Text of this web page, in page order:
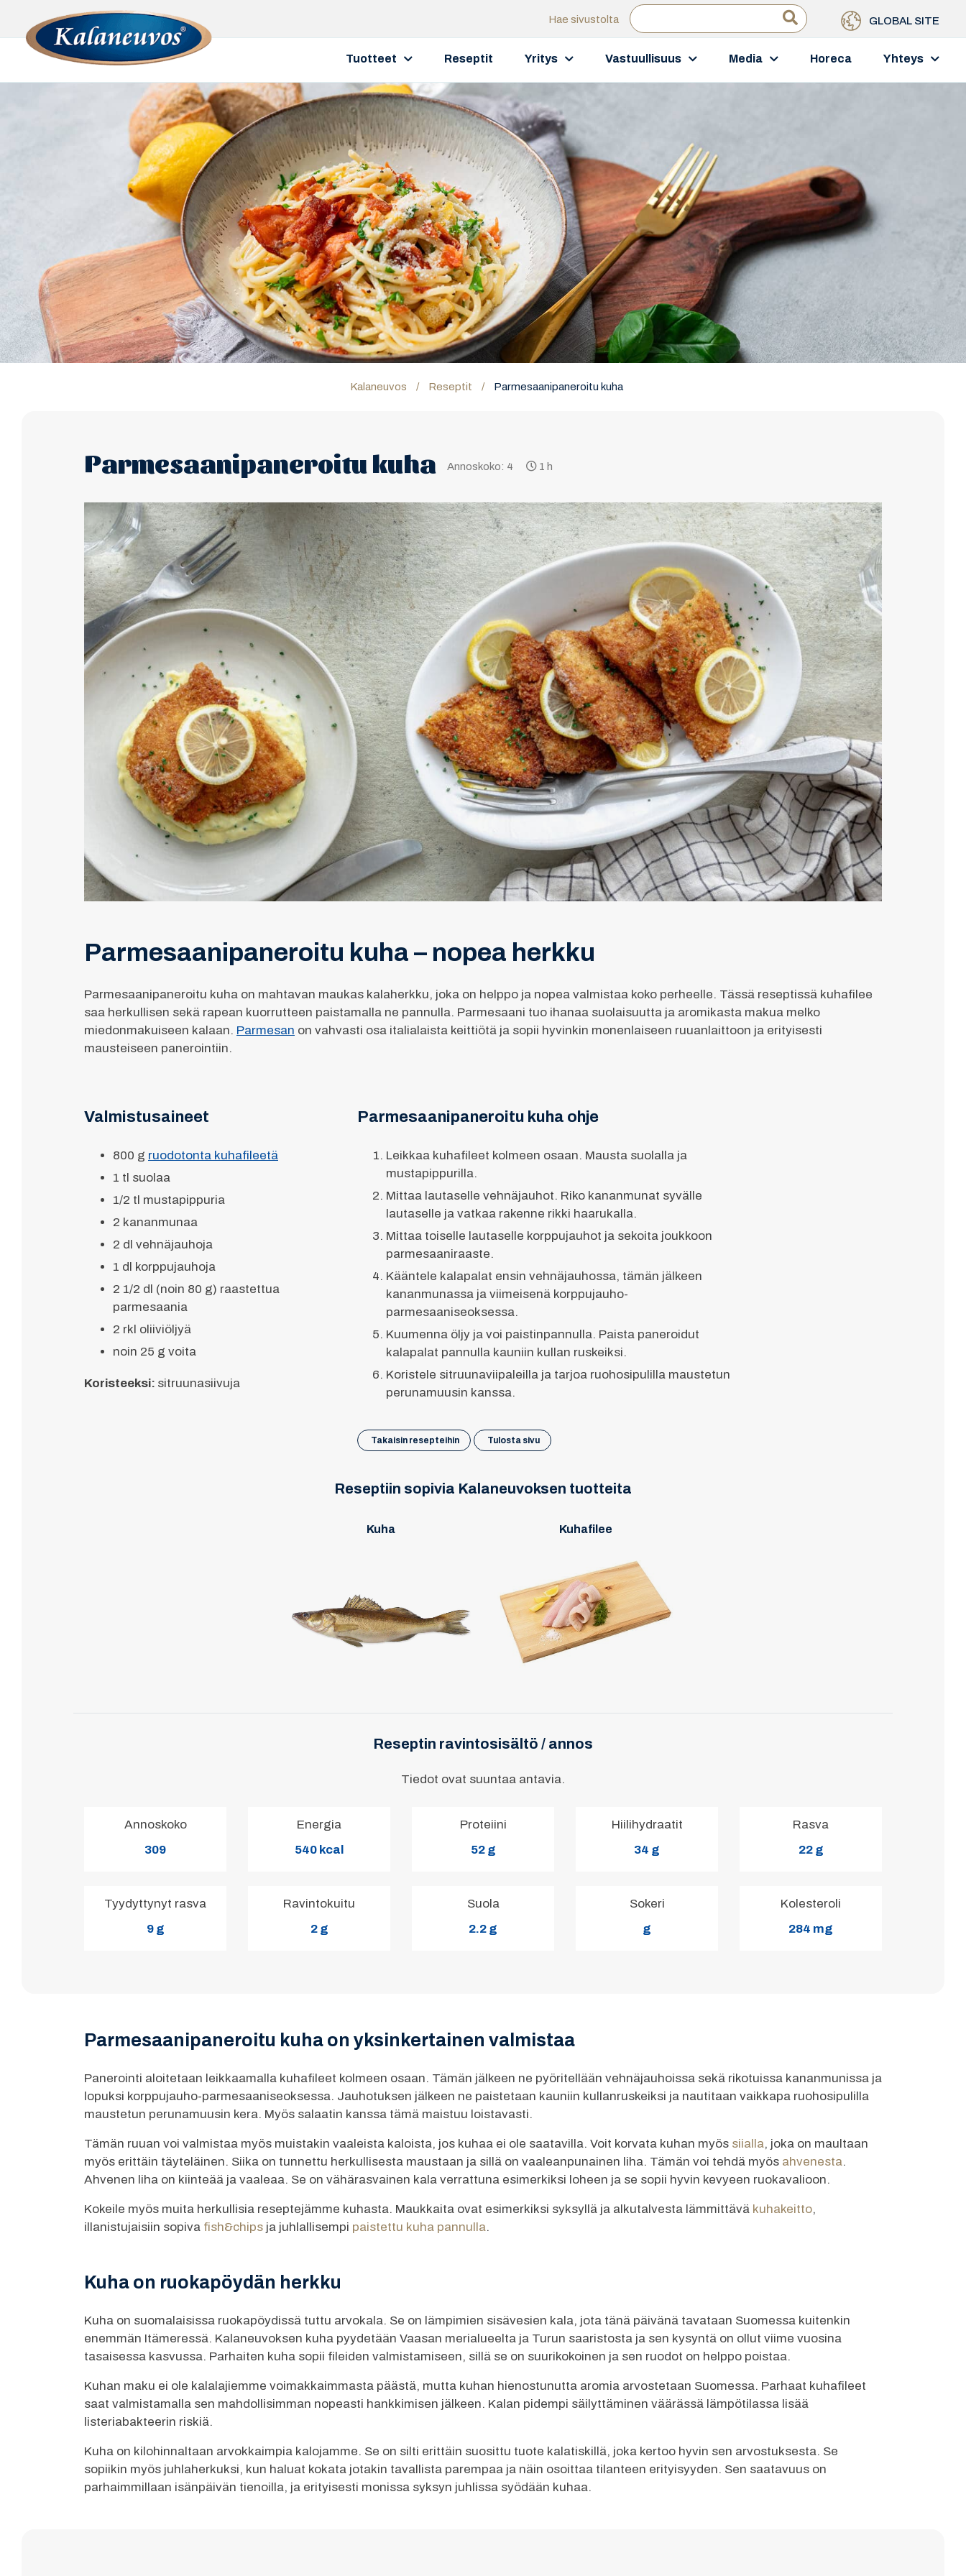
GLOBAL SITE
Hae sivustolta
Tuotteet Reseptit Yritys Vastuullisuus Media Horeca Yhteys
Kalaneuvos / Reseptit / Parmesaanipaneroitu kuha
Parmesaanipaneroitu kuha Annoskoko: 4 1 h
Parmesaanipaneroitu kuha – nopea herkku
Parmesaanipaneroitu kuha on mahtavan maukas kalaherkku, joka on helppo ja nopea valmistaa koko perheelle. Tässä reseptissä kuhafilee
saa herkullisen sekä rapean kuorrutteen paistamalla ne pannulla. Parmesaani tuo ihanaa suolaisuutta ja aromikasta makua melko
miedonmakuiseen kalaan. Parmesan on vahvasti osa italialaista keittiötä ja sopii hyvinkin monenlaiseen ruuanlaittoon ja erityisesti
mausteiseen panerointiin.
Valmistusaineet
800 g ruodotonta kuhafileetä
1 tl suolaa
1/2 tl mustapippuria
2 kananmunaa
2 dl vehnäjauhoja
1 dl korppujauhoja
2 1/2 dl (noin 80 g) raastettua
parmesaania
2 rkl oliiviöljyä
noin 25 g voita
Koristeeksi: sitruunasiivuja
Parmesaanipaneroitu kuha ohje
Leikkaa kuhafileet kolmeen osaan. Mausta suolalla ja
mustapippurilla.
Mittaa lautaselle vehnäjauhot. Riko kananmunat syvälle
lautaselle ja vatkaa rakenne rikki haarukalla.
Mittaa toiselle lautaselle korppujauhot ja sekoita joukkoon
parmesaaniraaste.
Kääntele kalapalat ensin vehnäjauhossa, tämän jälkeen
kananmunassa ja viimeisenä korppujauho-
parmesaaniseoksessa.
Kuumenna öljy ja voi paistinpannulla. Paista paneroidut
kalapalat pannulla kauniin kullan ruskeiksi.
Koristele sitruunaviipaleilla ja tarjoa ruohosipulilla maustetun
perunamuusin kanssa.
Takaisin resepteihin Tulosta sivu
Reseptiin sopivia Kalaneuvoksen tuotteita
Kuha Kuhafilee
Reseptin ravintosisältö / annos
Tiedot ovat suuntaa antavia.
Annoskoko
309
Energia
540 kcal
Proteiini
52 g
Hiilihydraatit
34 g
Rasva
22 g
Tyydyttynyt rasva
9 g
Ravintokuitu
2 g
Suola
2.2 g
Sokeri
g
Kolesteroli
284 mg
Parmesaanipaneroitu kuha on yksinkertainen valmistaa
Panerointi aloitetaan leikkaamalla kuhafileet kolmeen osaan. Tämän jälkeen ne pyöritellään vehnäjauhoissa sekä rikotuissa kananmunissa ja
lopuksi korppujauho-parmesaaniseoksessa. Jauhotuksen jälkeen ne paistetaan kauniin kullanruskeiksi ja nautitaan vaikkapa ruohosipulilla
maustetun perunamuusin kera. Myös salaatin kanssa tämä maistuu loistavasti.
Tämän ruuan voi valmistaa myös muistakin vaaleista kaloista, jos kuhaa ei ole saatavilla. Voit korvata kuhan myös siialla, joka on maultaan
myös erittäin täyteläinen. Siika on tunnettu herkullisesta maustaan ja sillä on vaaleanpunainen liha. Tämän voi tehdä myös ahvenesta.
Ahvenen liha on kiinteää ja vaaleaa. Se on vähärasvainen kala verrattuna esimerkiksi loheen ja se sopii hyvin kevyeen ruokavalioon.
Kokeile myös muita herkullisia reseptejämme kuhasta. Maukkaita ovat esimerkiksi syksyllä ja alkutalvesta lämmittävä kuhakeitto,
illanistujaisiin sopiva fish&chips ja juhlallisempi paistettu kuha pannulla.
Kuha on ruokapöydän herkku
Kuha on suomalaisissa ruokapöydissä tuttu arvokala. Se on lämpimien sisävesien kala, jota tänä päivänä tavataan Suomessa kuitenkin
enemmän Itämeressä. Kalaneuvoksen kuha pyydetään Vaasan merialueelta ja Turun saaristosta ja sen kysyntä on ollut viime vuosina
tasaisessa kasvussa. Parhaiten kuha sopii fileiden valmistamiseen, sillä se on suurikokoinen ja sen ruodot on helppo poistaa.
Kuhan maku ei ole kalalajiemme voimakkaimmasta päästä, mutta kuhan hienostunutta aromia arvostetaan Suomessa. Parhaat kuhafileet
saat valmistamalla sen mahdollisimman nopeasti hankkimisen jälkeen. Kalan pidempi säilyttäminen väärässä lämpötilassa lisää
listeriabakteerin riskiä.
Kuha on kilohinnaltaan arvokkaimpia kalojamme. Se on silti erittäin suosittu tuote kalatiskillä, joka kertoo hyvin sen arvostuksesta. Se
sopiikin myös juhlaherkuksi, kun haluat kokata jotakin tavallista parempaa ja näin osoittaa tilanteen erityisyyden. Sen saatavuus on
parhaimmillaan isänpäivän tienoilla, ja erityisesti monissa syksyn juhlissa syödään kuhaa.